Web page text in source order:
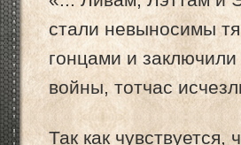
стали невыносимы
гонцами и
войны, тотчас
Так как чувствуется,